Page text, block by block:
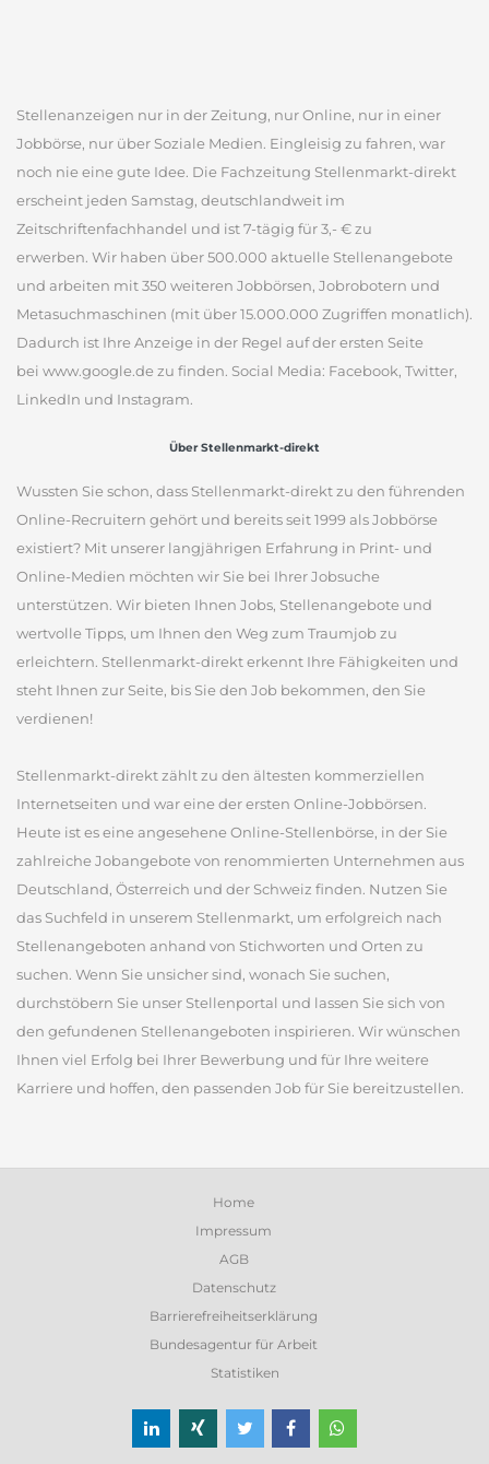
Stellenanzeigen nur in der Zeitung, nur Online, nur in einer
Jobbörse, nur über Soziale Medien. Eingleisig zu fahren, war
noch nie eine gute Idee. Die Fachzeitung Stellenmarkt-direkt
erscheint jeden Samstag, deutschlandweit im
Zeitschriftenfachhandel und ist 7-tägig für 3,- € zu
erwerben. Wir haben über 500.000 aktuelle Stellenangebote
und arbeiten mit 350 weiteren Jobbörsen, Jobrobotern und
Metasuchmaschinen (mit über 15.000.000 Zugriffen monatlich).
Dadurch ist Ihre Anzeige in der Regel auf der ersten Seite
bei www.google.de zu finden. Social Media: Facebook, Twitter,
LinkedIn und Instagram.
Über Stellenmarkt-direkt
Wussten Sie schon, dass Stellenmarkt-direkt zu den führenden
Online-Recruitern gehört und bereits seit 1999 als Jobbörse
existiert? Mit unserer langjährigen Erfahrung in Print- und
Online-Medien möchten wir Sie bei Ihrer Jobsuche
unterstützen. Wir bieten Ihnen Jobs, Stellenangebote und
wertvolle Tipps, um Ihnen den Weg zum Traumjob zu
erleichtern. Stellenmarkt-direkt erkennt Ihre Fähigkeiten und
steht Ihnen zur Seite, bis Sie den Job bekommen, den Sie
verdienen!
Stellenmarkt-direkt zählt zu den ältesten kommerziellen
Internetseiten und war eine der ersten Online-Jobbörsen.
Heute ist es eine angesehene Online-Stellenbörse, in der Sie
zahlreiche Jobangebote von renommierten Unternehmen aus
Deutschland, Österreich und der Schweiz finden. Nutzen Sie
das Suchfeld in unserem Stellenmarkt, um erfolgreich nach
Stellenangeboten anhand von Stichworten und Orten zu
suchen. Wenn Sie unsicher sind, wonach Sie suchen,
durchstöbern Sie unser Stellenportal und lassen Sie sich von
den gefundenen Stellenangeboten inspirieren. Wir wünschen
Ihnen viel Erfolg bei Ihrer Bewerbung und für Ihre weitere
Karriere und hoffen, den passenden Job für Sie bereitzustellen.
Home
Impressum
AGB
Datenschutz
Barrierefreiheitserklärung
Bundesagentur für Arbeit
Statistiken